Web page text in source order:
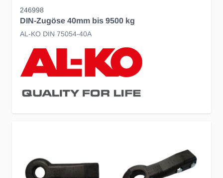
246998
DIN-Zugöse 40mm bis 9500 kg
AL-KO DIN 75054-40A